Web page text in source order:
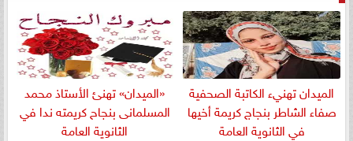
الميدان تهنيء الكاتبة الصحفية
صفاء الشاطر بنجاج كريمة أخيها
في الثانوية العامة
«الميدان» تهنئ الأستاذ محمد
المسلمانى بنجاح كريمته ندا في
الثانوية العامة